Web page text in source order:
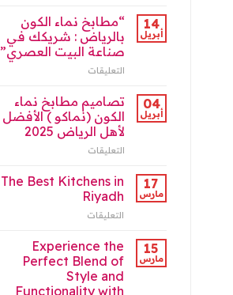
للمطابخ
مغلقة
مطابخ|
نماء
الكون
(نماكو)
مغلقة
14
أبريل
“مطابخ نماء الكون
بالرياض : شريكك في
صناعة البيت العصري”
التعليقات
الكون
بالرياض
:
صناعة
البيت
العصري”
مغلقة
04
أبريل
تصاميم مطابخ نماء
الكون (نماكو ) الأفضل
لأهل الرياض 2025
التعليقات
مطابخ
نماء
الكون
(نماكو
الأفضل
لأهل
الرياض
2025
17
مارس
The Best Kitchens in
Riyadh
التعليقات
Best
Kitchens
in
Riyadh
15
مارس
Experience the
Perfect Blend of
Style and
Functionality with